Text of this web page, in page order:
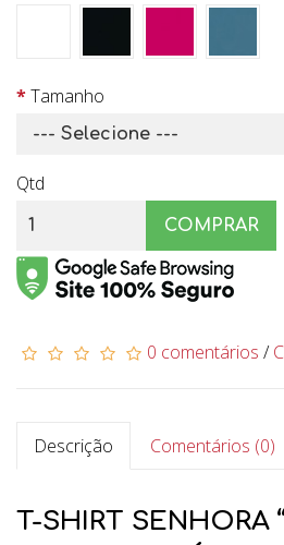
Tamanho
Qtd
COMPRAR
0 comentários /
Descrição Comentários (0)
T-SHIRT SENHORA